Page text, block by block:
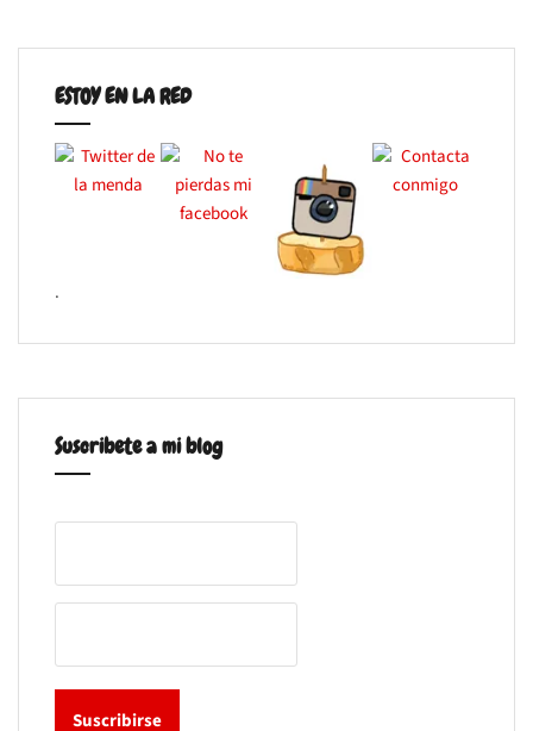
ESTOY EN LA RED
.
Suscribete a mi blog